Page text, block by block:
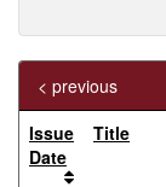
< previous
Issue
Date
Title